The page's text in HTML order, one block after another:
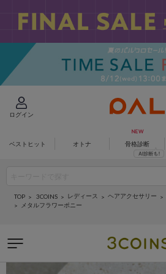
ログイン
ベストヒット オトナ 骨格診断
TOP 3COINS レディース ヘアアクセサリー
メタルフラワーポニー